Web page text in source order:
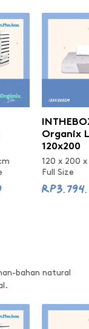
Organix
120x200
120 x 200
Full Size
bahan natural